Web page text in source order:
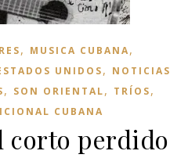
, MUSICA CUBANA,
UNIDOS, NOTICIAS
, SON ORIENTAL, TRÍOS,
CUBANA
corto perdido